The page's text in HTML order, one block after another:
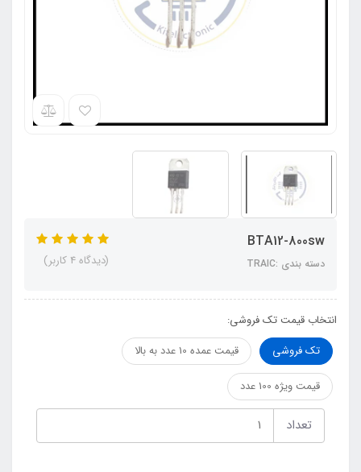
BTA12-800sw
دسته بندی :TRAIC (دیدگاه 4 کاربر)
انتخاب قیمت تک فروشی:
تک فروشی
قیمت عمده 10 عدد به بالا
قیمت ویژه 100 عدد
تعداد